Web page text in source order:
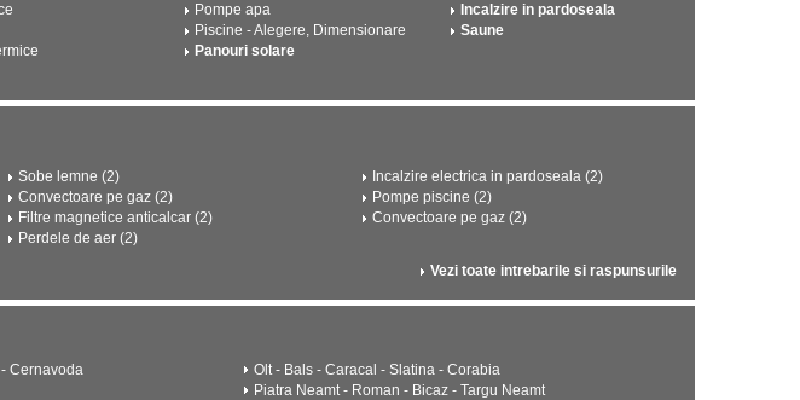
Pompe apa
Piscine - Alegere, Dimensionare
Panouri solare
Incalzire in pardoseala
Saune
Sobe lemne (2)
Convectoare pe gaz (2)
Filtre magnetice anticalcar (2)
Perdele de aer (2)
Incalzire electrica in pardoseala (2)
Pompe piscine (2)
Convectoare pe gaz (2)
Vezi toate intrebarile si raspunsurile
Cernavoda
Olt - Bals - Caracal - Slatina - Corabia
Piatra Neamt - Roman - Bicaz - Targu Neamt